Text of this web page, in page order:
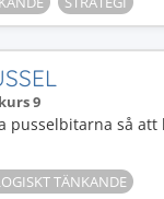
9
pusselbitarna så
TÄNKANDE